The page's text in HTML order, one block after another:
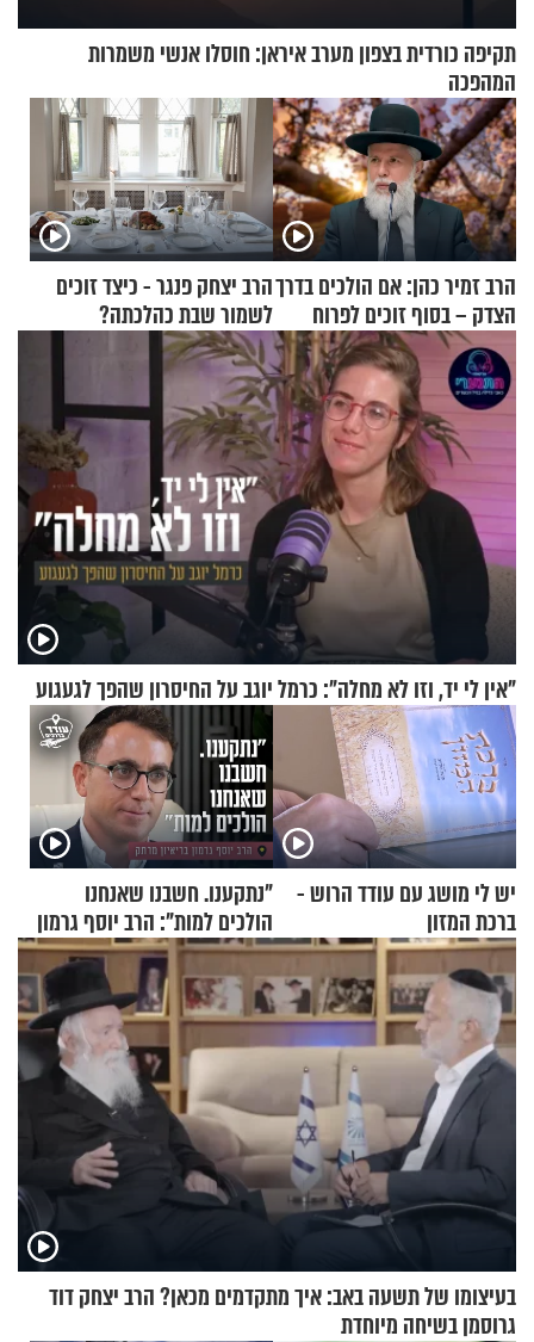
תקיפה כורדית בצפון מערב איראן: חוסלו אנשי משמרות
המהפכה
הרב זמיר כהן: אם הולכים בדרך
הצדק – בסוף זוכים לפרוח
הרב יצחק פנגר - כיצד זוכים
לשמור שבת כהלכתה?
"אין לי יד, וזו לא מחלה": כרמל יוגב על החיסרון שהפך לגעגוע
יש לי מושג עם עודד הרוש -
ברכת המזון
"נתקענו. חשבנו שאנחנו
הולכים למות": הרב יוסף גרמון
בריאיון מרתק
בעיצומו של תשעה באב: איך מתקדמים מכאן? הרב יצחק דוד
גרוסמן בשיחה מיוחדת